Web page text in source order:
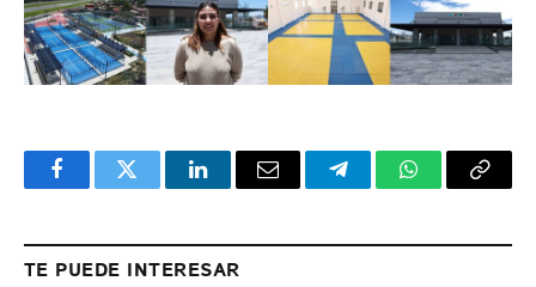
FacebookTwitter LinkedInEmail TelegramWhatsApp
Copy
TE PUEDE INTERESAR